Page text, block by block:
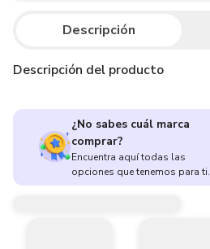
Descripción
Descripción del producto
¿No sabes cuál marca
comprar?
Encuentra aquí todas las
opciones que tenemos para ti.